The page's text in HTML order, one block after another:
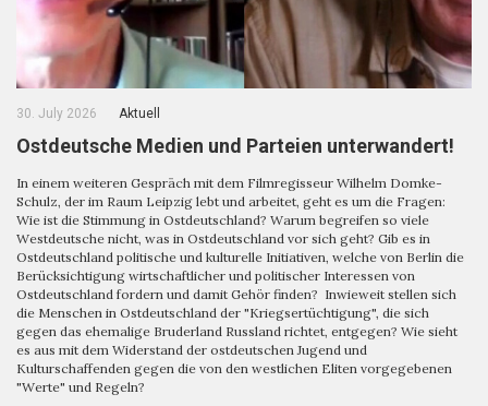
30. July 2026 Aktuell
Ostdeutsche Medien und Parteien unterwandert!
In einem weiteren Gespräch mit dem Filmregisseur Wilhelm Domke-
Schulz, der im Raum Leipzig lebt und arbeitet, geht es um die Fragen:
Wie ist die Stimmung in Ostdeutschland? Warum begreifen so viele
Westdeutsche nicht, was in Ostdeutschland vor sich geht? Gib es in
Ostdeutschland politische und kulturelle Initiativen, welche von Berlin die
Berücksichtigung wirtschaftlicher und politischer Interessen von
Ostdeutschland fordern und damit Gehör finden? Inwieweit stellen sich
die Menschen in Ostdeutschland der "Kriegsertüchtigung", die sich
gegen das ehemalige Bruderland Russland richtet, entgegen? Wie sieht
es aus mit dem Widerstand der ostdeutschen Jugend und
Kulturschaffenden gegen die von den westlichen Eliten vorgegebenen
"Werte" und Regeln?